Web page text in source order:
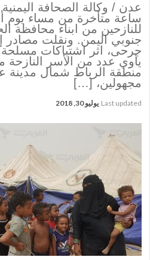
عدن / وكالة الصحافة
ساعة متأخرة من مساء يوم
للنازحين من ابناء محافظة
جنوبي اليمن. ونقلت
جرحى، اثر اشتباكات
يأوي عدد من الأسر النازحة
منطقة الرباط شمال مدينة
مجهولين، […]
Last updated يوليو 30, 2018